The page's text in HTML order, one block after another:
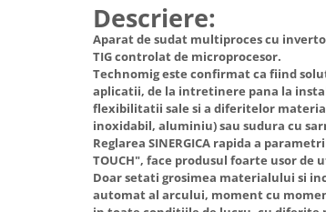
Pistoale de impact electrice si
Pistoale de vopsit
Prelungitoare
Polizoare electrice de banc si
Rindele si freze pentru lemn
Hote Traditionale
Hote Incorporabile
Hote Cupolare
Accesorii, consumabile hote
Masini de tocat carne
Masini de carnati ( CARNATARI )
Descriere:
Aparat de sudat multiproces cu invertor
TIG controlat de microprocesor.
Technomig este confirmat ca fiind
aplicatii, de la intretinere pana la
flexibilitatii sale si a diferitelor
inoxidabil, aluminiu) sau sudura cu
Reglarea SINERGICA rapida a
TOUCH", face produsul foarte usor de
Doar setati grosimea materialului si
automat al arcului, moment cu